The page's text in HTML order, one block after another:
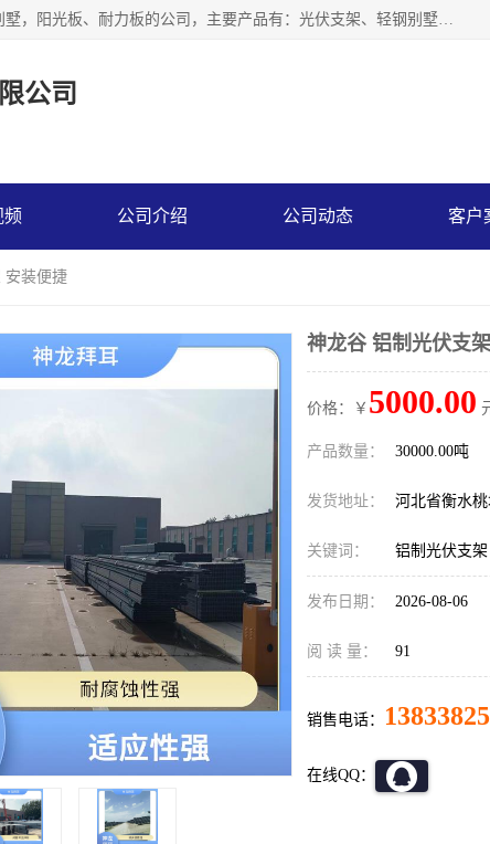
神龙拜耳科技衡水股份有限公司河北一家生产光伏支架，轻钢别墅，阳光板、耐力板的公司，主要产品有：光伏支架、轻钢别墅、阳光板、耐力板、采光板等，公司参与制定了多项标准。
公司
频 公司介绍 公司动态 客户
安装便捷
神龙谷 铝制光伏支
价格：￥ 5000.00
产品数量： 30000.00吨
发货地址： 河北省衡水
关键词： 铝制光伏支架
发布日期： 2026-08-06
阅 读 量： 91
销售电话：
在线QQ：